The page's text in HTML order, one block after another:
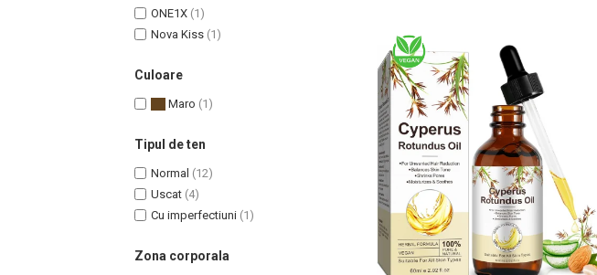
ONE1X (1)
Nova Kiss (1)
Culoare
Maro (1)
Tipul de ten
Normal (12)
Uscat (4)
Cu imperfectiuni (1)
Zona corporala